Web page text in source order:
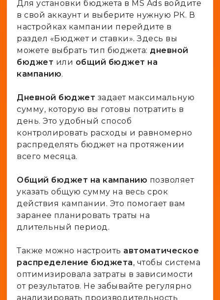
Для установки бюджета в MS Ads войдите
в свой аккаунт и выберите нужную РК. В
настройках кампании перейдите в
раздел «Бюджет и ставки». Здесь вы
можете выбрать тип бюджета: дневной
бюджет или общий бюджет на
кампанию.
Дневной бюджет задает максимальную
сумму, которую вы готовы потратить в
день. Это удобный способ
контролировать расходы и равномерно
распределять бюджет на протяжении
всего месяца.
Общий бюджет на кампанию позволяет
указать общую сумму на весь срок
действия кампании. Это помогает вам
заранее планировать траты на
длительный период.
Также можно настроить автоматическое
распределение бюджета, чтобы система
оптимизировала затраты в зависимости
от результатов. Не забывайте регулярно
анализировать производительность